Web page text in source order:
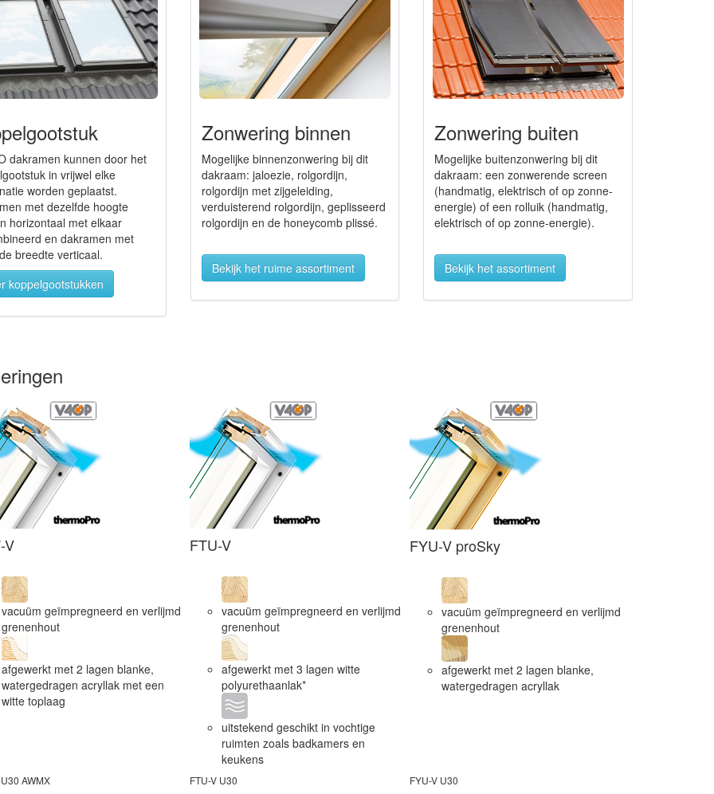
dakramen kunnen door het
in vrijwel elke
worden geplaatst.
met dezelfde hoogte
horizontaal met elkaar
en dakramen met
breedte verticaal.
koppelgootstukken
Zonwering binnen
Mogelijke binnenzonwering bij dit
dakraam: jaloezie, rolgordijn,
rolgordijn met zijgeleiding,
verduisterend rolgordijn, geplisseerd
rolgordijn en de honeycomb plissé.
Bekijk het ruime assortiment
Zonwering buiten
Mogelijke buitenzonwering bij dit
dakraam: een zonwerende screen
(handmatig, elektrisch of op zonne-
energie) of een rolluik (handmatig,
elektrisch of op zonne-energie).
Bekijk het assortiment
V
vacuüm geïmpregneerd en verlijmd
grenenhout
afgewerkt met 2 lagen blanke,
watergedragen acryllak met een
witte toplaag
AWMX
FTU-V
vacuüm geïmpregneerd en verlijmd
grenenhout
afgewerkt met 3 lagen witte
polyurethaanlak*
uitstekend geschikt in vochtige
ruimten zoals badkamers en
keukens
FTU-V U30
FYU-V proSky
vacuüm geïmpregneerd en verlijmd
grenenhout
afgewerkt met 2 lagen blanke,
watergedragen acryllak
FYU-V U30